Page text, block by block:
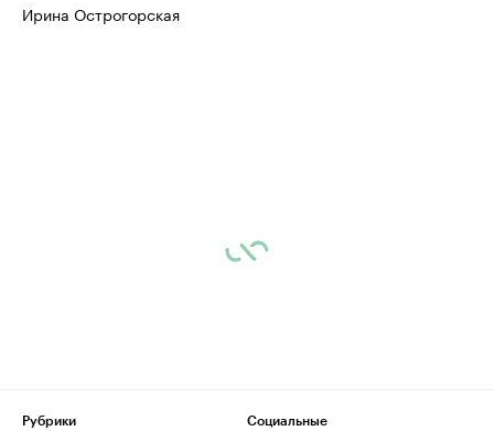
Ирина Острогорская
Рубрики
Социальные